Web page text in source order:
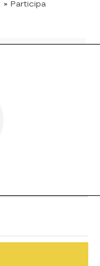
» Participa